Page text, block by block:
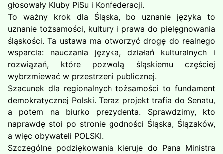
głosowały Kluby PiSu i Konfederacji.
To ważny krok dla Śląska, bo uznanie języka to
uznanie tożsamości, kultury i prawa do pielęgnowania
śląskości. Ta ustawa ma otworzyć drogę do realnego
wsparcia: nauczania języka, działań kulturalnych i
rozwiązań, które pozwolą śląskiemu częściej
wybrzmiewać w przestrzeni publicznej.
Szacunek dla regionalnych tożsamości to fundament
demokratycznej Polski. Teraz projekt trafia do Senatu,
a potem na biurko prezydenta. Sprawdzimy, kto
naprawdę stoi po stronie godności Śląska, Ślązaków,
a więc obywateli POLSKI.
Szczególne podziękowania kieruje do Pana Ministra